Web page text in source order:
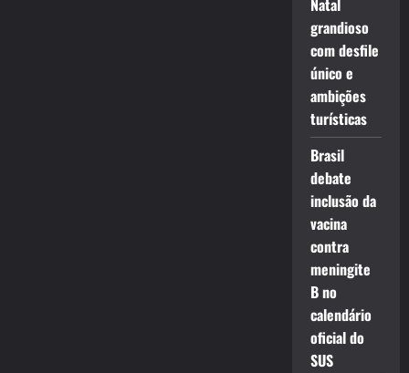
Natal
grandioso
com desfile
único e
ambições
turísticas
Brasil
debate
inclusão da
vacina
contra
meningite
B no
calendário
oficial do
SUS